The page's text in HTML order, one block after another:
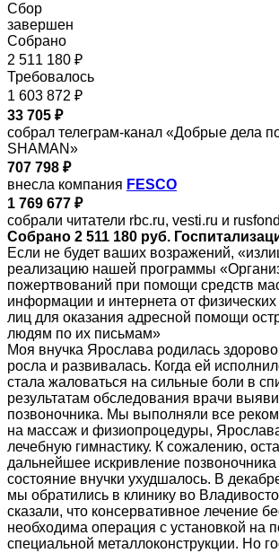
Сбор
завершен
Собрано
2 511 180 ₽
Требовалось
1 603 872 ₽
33 705 ₽
собрал телеграм-канал «Добрые дела
SHAMAN»
707 798 ₽
внесла компания FESCO
1 769 677 ₽
собрали читатели rbc.ru, vesti.ru и
Собрано 2 511 180 руб.
Если не будет ваших возражений,
реализацию нашей программы
пожертвований при помощи средств
информации и интернета от
лиц для оказания адресной помощи
людям по их письмам»
Моя внучка Ярослава родилась
росла и развивалась. Когда ей
стала жаловаться на сильные боли в
результатам обследования врачи
позвоночника. Мы выполняли все
на массаж и физиопроцедуры,
лечебную гимнастику. К сожалению,
дальнейшее искривление позвоночника
состояние внучки ухудшалось. В
мы обратились в клинику во
сказали, что консервативное лечение
необходима операция с установкой на
специальной металлоконструкции. Но